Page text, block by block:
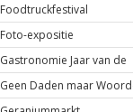
Foodtruckfestival
Foto-expositie
Gastronomie Jaar van de
Geen Daden maar